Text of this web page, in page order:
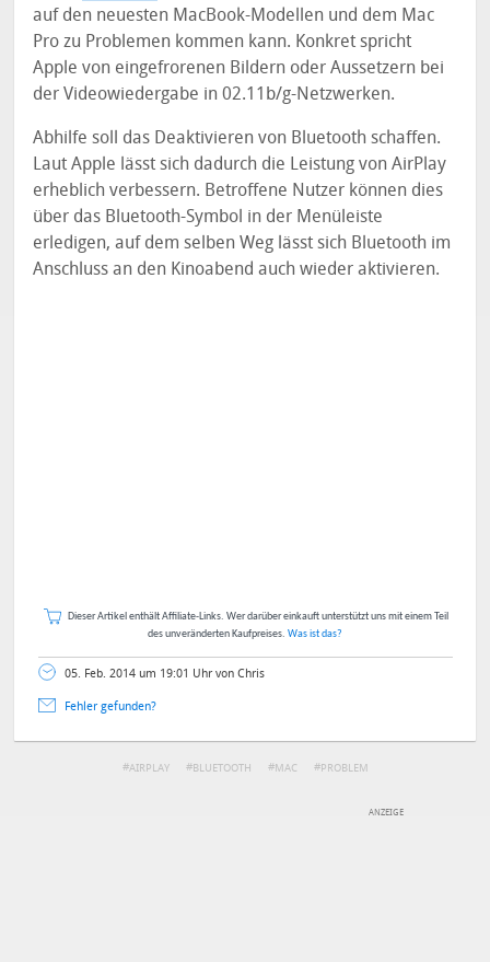
auf den neuesten MacBook-Modellen und dem Mac
Pro zu Problemen kommen kann. Konkret spricht
Apple von eingefrorenen Bildern oder Aussetzern bei
der Videowiedergabe in 02.11b/g-Netzwerken.
Abhilfe soll das Deaktivieren von Bluetooth schaffen.
Laut Apple lässt sich dadurch die Leistung von AirPlay
erheblich verbessern. Betroffene Nutzer können dies
über das Bluetooth-Symbol in der Menüleiste
erledigen, auf dem selben Weg lässt sich Bluetooth im
Anschluss an den Kinoabend auch wieder aktivieren.
Dieser Artikel enthält Affiliate-Links. Wer darüber einkauft unterstützt uns mit einem Teil
des unveränderten Kaufpreises. Was ist das?
05. Feb. 2014 um 19:01 Uhr von Chris
Fehler gefunden?
AIRPLAY BLUETOOTH MAC PROBLEM